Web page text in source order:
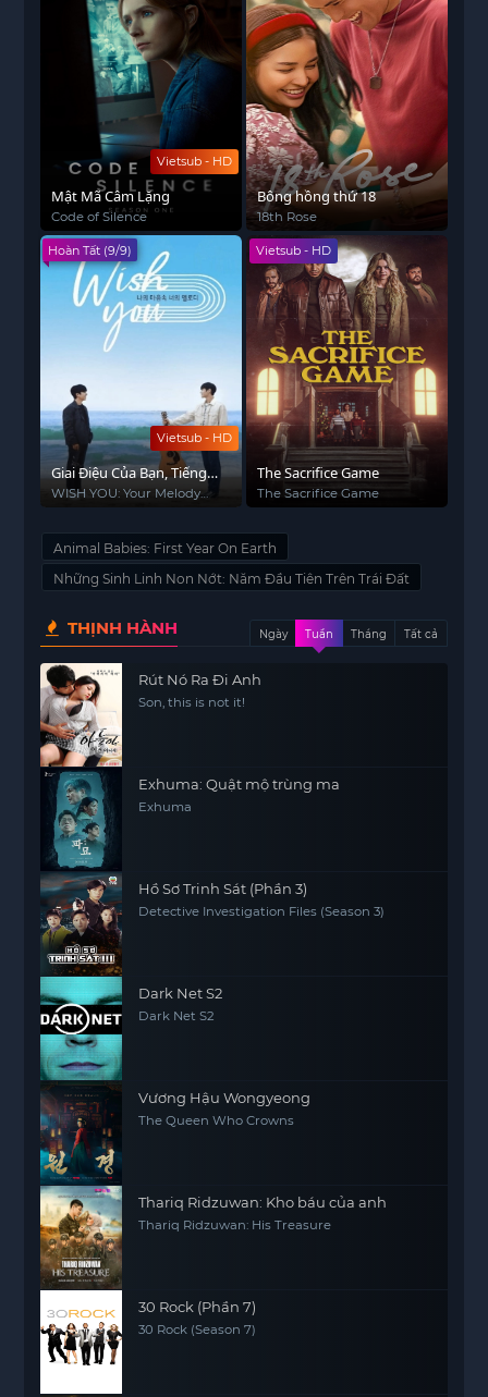
Vietsub - HD
Mật Mã Câm Lặng
Code of Silence
Bông hồng thứ 18
18th Rose
Vietsub - HD
Hoàn Tất (9/9)
Giai Điệu Của Bạn, Tiếng
Lòng Của Tôi
WISH YOU: Your Melody
Vietsub - HD
The Sacrifice Game
The Sacrifice Game
Animal Babies: First Year On Earth
Những Sinh Linh Non Nớt: Năm Đầu Tiên Trên Trái Đất
THỊNH HÀNH Ngày Tuần Tháng Tất cả
Rút Nó Ra Đi Anh
Son, this is not it!
Exhuma: Quật mộ trùng ma
Exhuma
Hồ Sơ Trinh Sát (Phần 3)
Detective Investigation Files (Season 3)
Dark Net S2
Dark Net S2
Vương Hậu Wongyeong
The Queen Who Crowns
Thariq Ridzuwan: Kho báu của anh
Thariq Ridzuwan: His Treasure
30 Rock (Phần 7)
30 Rock (Season 7)